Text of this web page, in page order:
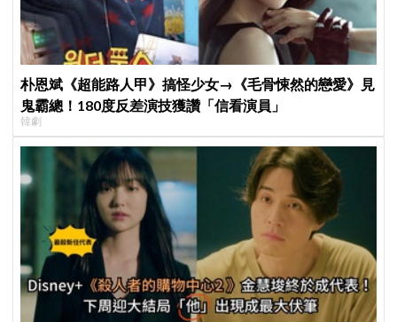
朴恩斌《超能路人甲》搞怪少女→《毛骨悚然的戀愛》見
鬼霸總！180度反差演技獲讚「信看演員」
韓劇